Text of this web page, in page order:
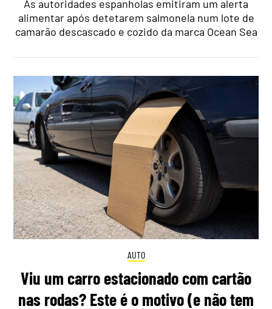
As autoridades espanholas emitiram um alerta
alimentar após detetarem salmonela num lote de
camarão descascado e cozido da marca Ocean Sea
AUTO
Viu um carro estacionado com cartão
nas rodas? Este é o motivo (e não tem